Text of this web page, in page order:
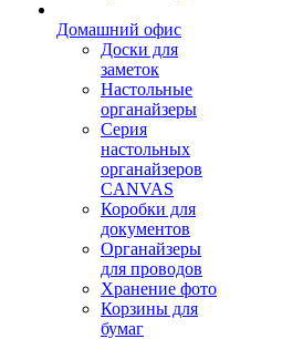
Домашний офис
Доски для
заметок
Настольные
органайзеры
Серия
настольных
органайзеров
CANVAS
Коробки для
документов
Органайзеры
для проводов
Хранение фото
Корзины для
бумаг